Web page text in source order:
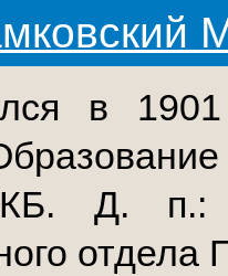
в
Д. п.:
отдела